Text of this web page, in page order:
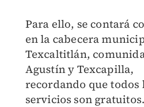
Para ello, se contará
en la cabecera
Texcaltitlán,
Agustín y Texcapilla,
recordando que todos
servicios son gratuitos.